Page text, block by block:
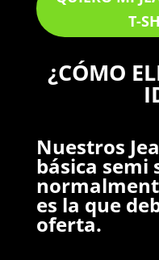
T-
¿CÓMO
Nuestros
básica semi
es la que
oferta.